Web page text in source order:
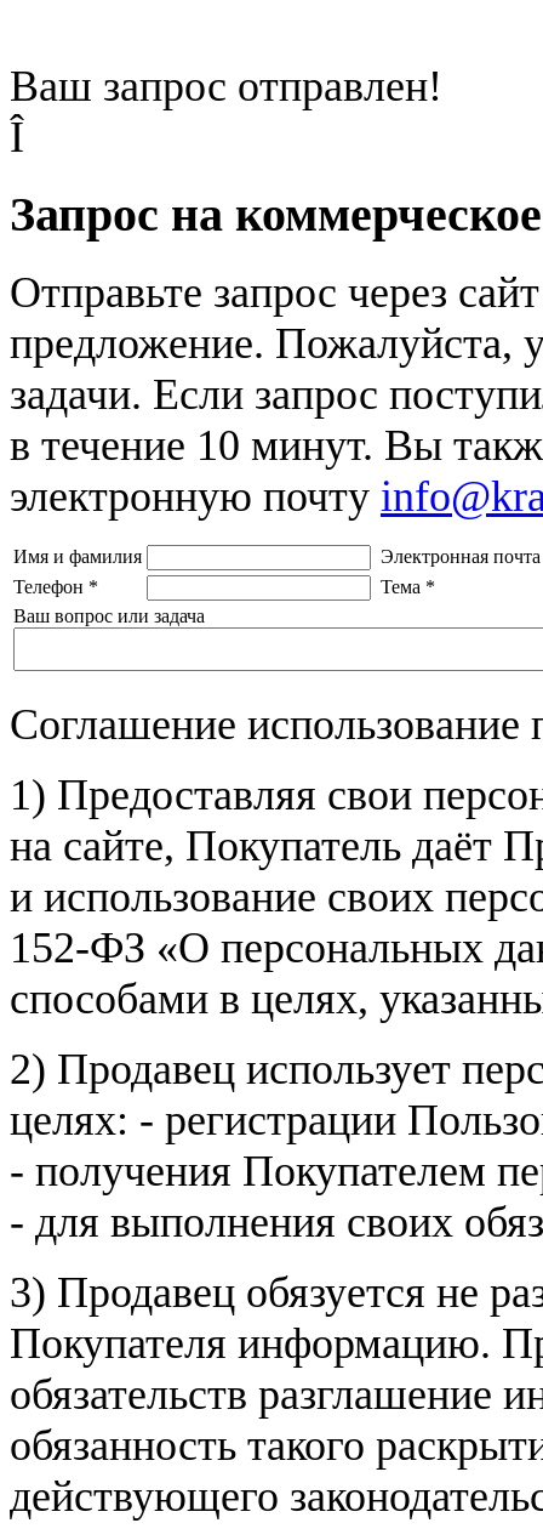
Ваш запрос отправлен!
Î
Запрос на
Отправьте запрос через
предложение. Пожалуйста,
задачи. Если запрос
в течение 10 минут. Вы
электронную почту
Имя и фамилия
Электронная почта
Телефон * Тема *
Ваш вопрос или задача
Соглашение
1) Предоставляя свои
на сайте, Покупатель даёт
и использование своих
152-ФЗ «О персональных
способами в целях,
2) Продавец использует
целях: - регистрации
- получения Покупателем
- для выполнения своих
3) Продавец обязуется не
Покупателя информацию.
обязательств разглашение
обязанность такого
действующего